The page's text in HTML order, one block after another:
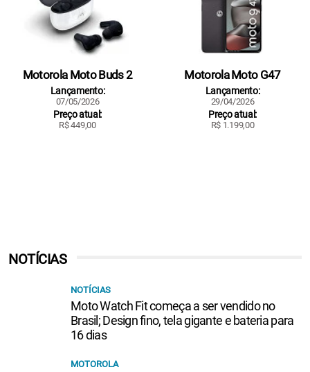
Motorola Moto Buds 2
Lançamento:
07/05/2026
Preço atual:
R$ 449,00
Motorola Moto G47
Lançamento:
29/04/2026
Preço atual:
R$ 1.199,00
NOTÍCIAS
NOTÍCIAS
Moto Watch Fit começa a ser vendido no
Brasil; Design fino, tela gigante e bateria para
16 dias
MOTOROLA